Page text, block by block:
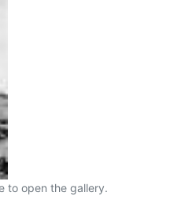
to open the gallery.